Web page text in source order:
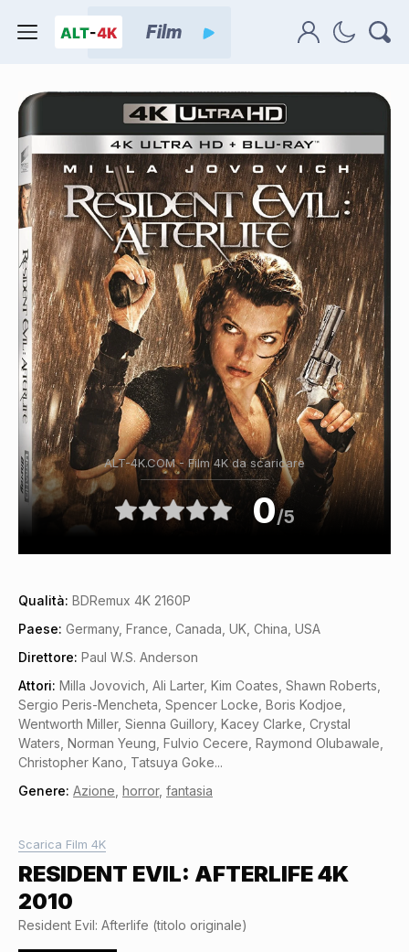
ALT-4K.COM - Film 4K da scaricare
0/5
Qualità: BDRemux 4K 2160P
Paese: Germany, France, Canada, UK, China, USA
Direttore: Paul W.S. Anderson
Attori: Milla Jovovich, Ali Larter, Kim Coates, Shawn Roberts,
Sergio Peris-Mencheta, Spencer Locke, Boris Kodjoe,
Wentworth Miller, Sienna Guillory, Kacey Clarke, Crystal
Waters, Norman Yeung, Fulvio Cecere, Raymond Olubawale,
Christopher Kano, Tatsuya Goke...
Genere: Azione horror, fantasia
Scarica Film 4K
RESIDENT EVIL: AFTERLIFE 4K
2010
Resident Evil: Afterlife (titolo originale)